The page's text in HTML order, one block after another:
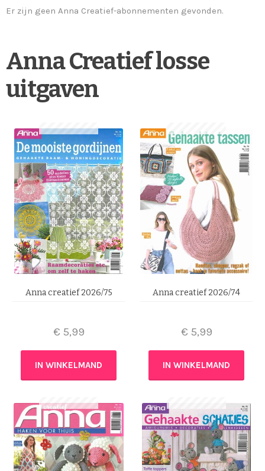
Er zijn geen Anna Creatief-abonnementen gevonden.
Anna Creatief losse
uitgaven
Anna creatief 2026/75
€ 5,99
IN WINKELMAND
Anna creatief 2026/74
€ 5,99
IN WINKELMAND